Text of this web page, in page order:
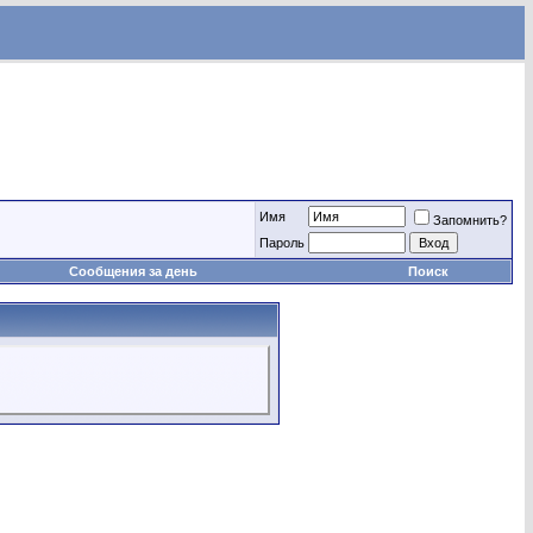
Имя
Запомнить?
Пароль
Сообщения за день Поиск